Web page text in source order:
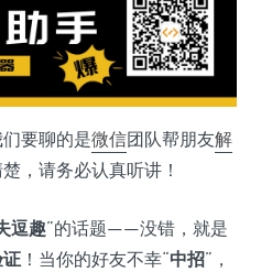
要聊的是微信团队帮朋友解
，请务必认真听讲！
逗趣”的话题——没错，就是
！当你的好友不幸“中招”，